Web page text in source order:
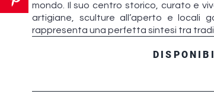
mondo. Il suo centro storico, curato e
artigiane, sculture all’aperto e locali
rappresenta una perfetta sintesi tra